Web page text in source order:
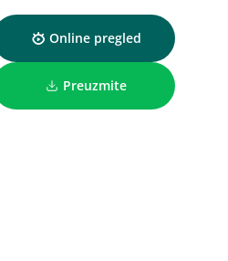
Online pregled
Preuzmite